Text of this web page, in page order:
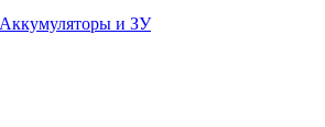
Аккумуляторы и ЗУ